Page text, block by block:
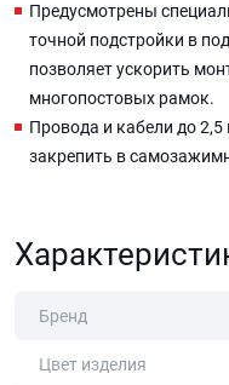
Предусмотрены
точной подстройки в
позволяет ускорить
многопостовых рамок.
Провода и кабели до
закрепить в
Бренд
Цвет изделия